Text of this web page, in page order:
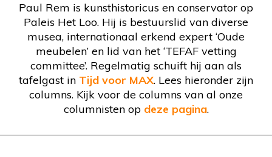
Paul Rem is kunsthistoricus en conservator op
Paleis Het Loo. Hij is bestuurslid van diverse
musea, internationaal erkend expert ‘Oude
meubelen’ en lid van het ‘TEFAF vetting
committee’. Regelmatig schuift hij aan als
tafelgast in Tijd voor MAX. Lees hieronder zijn
columns. Kijk voor de columns van al onze
columnisten op deze pagina.